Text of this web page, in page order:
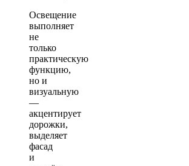
Освещение
выполняет
не
только
практическую
функцию,
но и
визуальную
—
акцентирует
дорожки,
выделяет
фасад
и